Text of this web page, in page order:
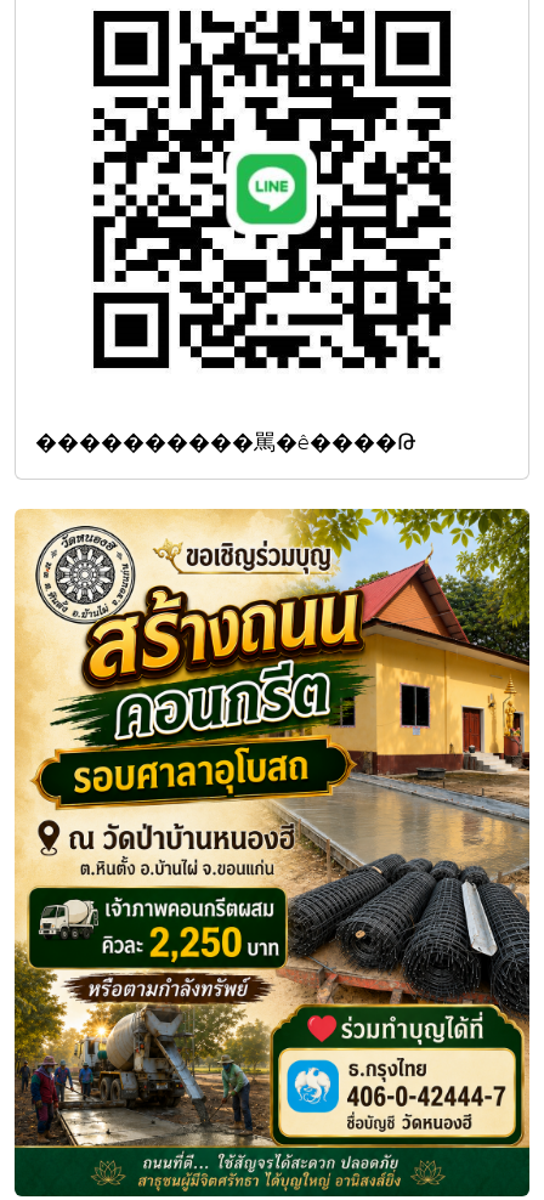
����������駡�ê����Թ